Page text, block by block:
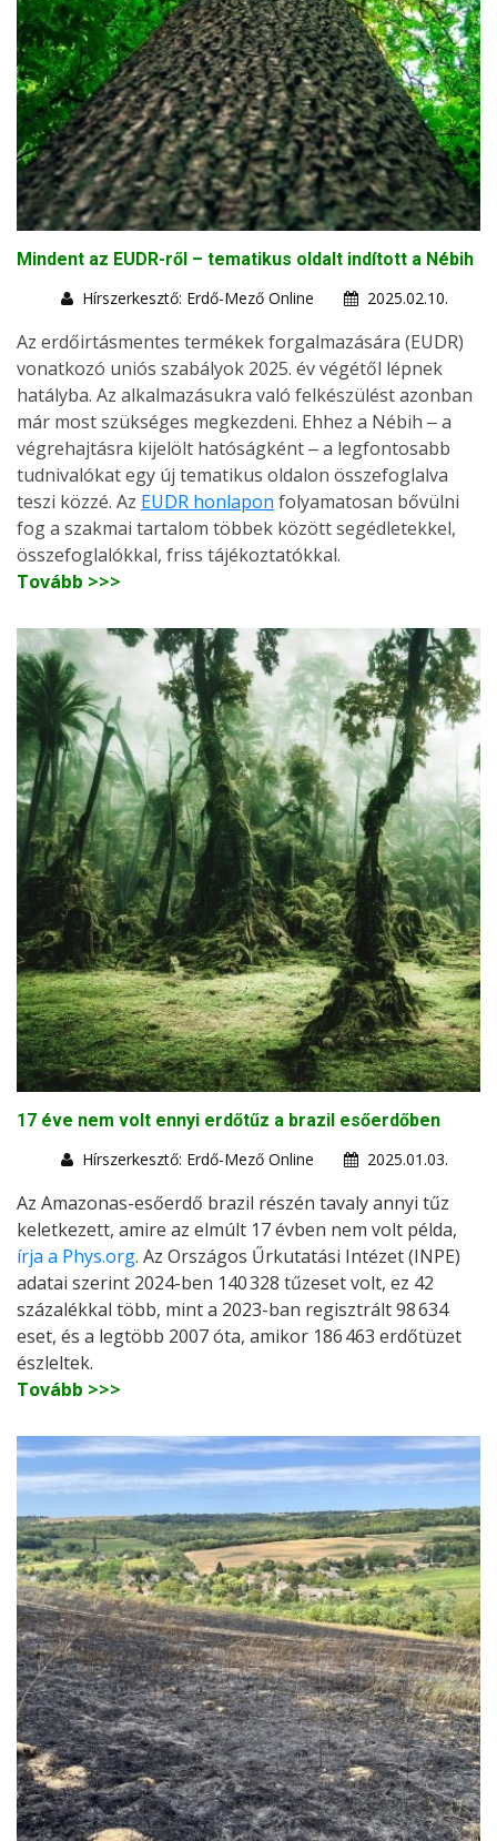
Mindent az EUDR-ről – tematikus oldalt indított a Nébih
Hírszerkesztő: Erdő-Mező Online
2025.02.10.
Az erdőirtásmentes termékek forgalmazására (EUDR)
vonatkozó uniós szabályok 2025. év végétől lépnek
hatályba. Az alkalmazásukra való felkészülést azonban
már most szükséges megkezdeni. Ehhez a Nébih ‒ a
végrehajtásra kijelölt hatóságként ‒ a legfontosabb
tudnivalókat egy új tematikus oldalon összefoglalva
teszi közzé. Az EUDR honlapon folyamatosan bővülni
fog a szakmai tartalom többek között segédletekkel,
összefoglalókkal, friss tájékoztatókkal.
Tovább >>>
17 éve nem volt ennyi erdőtűz a brazil esőerdőben
Hírszerkesztő: Erdő-Mező Online
2025.01.03.
Az Amazonas-esőerdő brazil részén tavaly annyi tűz
keletkezett, amire az elmúlt 17 évben nem volt példa,
írja a Phys.org. Az Országos Űrkutatási Intézet (INPE)
adatai szerint 2024-ben 140 328 tűzeset volt, ez 42
százalékkal több, mint a 2023-ban regisztrált 98 634
eset, és a legtöbb 2007 óta, amikor 186 463 erdőtüzet
észleltek.
Tovább >>>